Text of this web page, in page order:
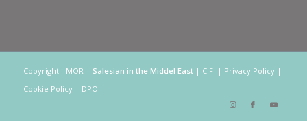
Copyright - MOR | Salesian in the Middel East| C.F. | Privacy Policy |
Cookie Policy | DPO